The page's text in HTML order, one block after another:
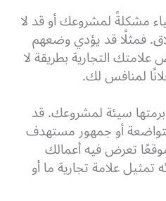
مشكلةً لمشروعك أو قد لا
فمثلًا قد يؤدي وضعهم
التجارية بطريقة لا
لمنافس لك.
سيئة لمشروعك. قد
أو جمهور مستهدف
تعرض فيه أعمالك
تمثيل علامة تجارية ما أو